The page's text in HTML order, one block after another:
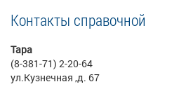
Контакты справочной
Тара
(8-381-71) 2-20-64
ул.Кузнечная ,д. 67